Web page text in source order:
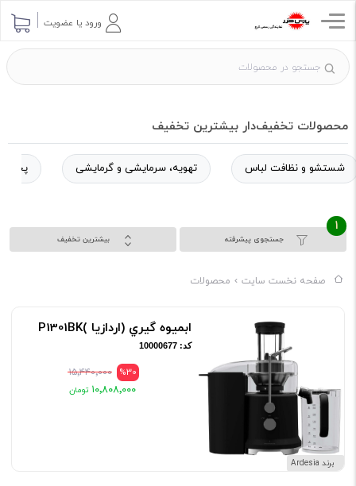
ورود یا عضویت
محصولات تخفیف‌دار بیشترین تخفیف
شستشو و نظافت لباس تهویه، سرمایشی و گرمایشی پخت
جستجوی پیشرفته
1
بیشترین تخفیف
صفحه نخست سایت محصولات
برند Ardesia
ابميوه گيري (اردازيا )P1301BK
کد: 10000677
%30 ۱۵٬۴۴۰٬۰۰۰
۱۰٬۸۰۸٬۰۰۰